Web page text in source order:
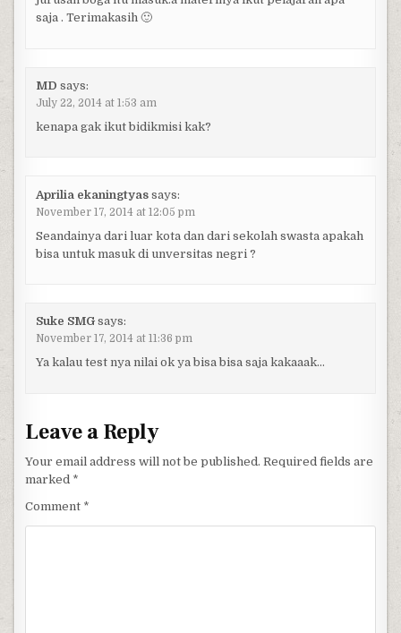
saja . Terimakasih 🙂
MD says:
July 22, 2014 at 1:53 am
kenapa gak ikut bidikmisi kak?
Aprilia ekaningtyas says:
November 17, 2014 at 12:05 pm
Seandainya dari luar kota dan dari sekolah swasta apakah
bisa untuk masuk di unversitas negri ?
Suke SMG says:
November 17, 2014 at 11:36 pm
Ya kalau test nya nilai ok ya bisa bisa saja kakaaak…
Leave a Reply
Your email address will not be published. Required fields are
marked *
Comment *